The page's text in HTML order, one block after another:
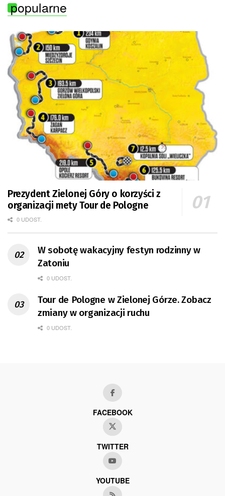
popularne
Prezydent Zielonej Góry o korzyści z
organizacji mety Tour de Pologne
0 UDOST.
W sobotę wakacyjny festyn rodzinny w
Zatoniu
0 UDOST.
Tour de Pologne w Zielonej Górze. Zobacz
zmiany w organizacji ruchu
0 UDOST.
FACEBOOK
TWITTER
YOUTUBE